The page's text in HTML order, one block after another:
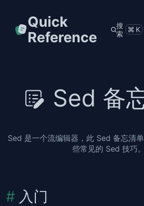
Quick
Reference
搜
索
⌘K
Sed 备
Sed 是一个流编辑器，此 Sed 备忘清
些常见的 Sed 技巧。
入门